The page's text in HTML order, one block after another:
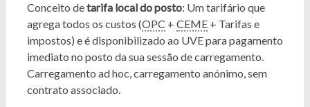
Conceito detarifa local do posto: Um tarifário que
agrega todos os custos (OPC + CEME+ Tarifas e
impostos) e é disponibilizado ao UVE para pagamento
imediato no posto da sua sessão de carregamento.
Carregamento ad hoc, carregamento anónimo, sem
contrato associado.